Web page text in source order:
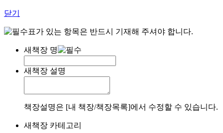
닫기
표가 있는 항목은 반드시 기재해 주셔야 합니다.
새책장 명
새책장 설명
책장설명은 [내 책장/책장목록]에서 수정할 수 있습니다.
새책장 카테고리